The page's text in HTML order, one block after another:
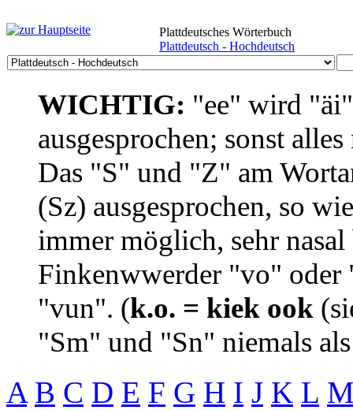
Plattdeutsches Wörterbuch
Plattdeutsch - Hochdeutsch
WICHTIG: "ee" wird
ausgesprochen; sonst
Das "S" und "Z" am
(Sz) ausgesprochen, so
immer möglich, sehr
Finkenwwerder "vo"
"vun". (k.o. = kiek ook
"Sm" und "Sn" niemals
A B C D E F G H I J K L